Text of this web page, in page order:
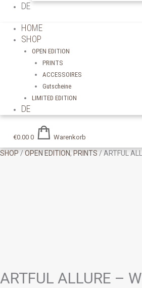
DE
HOME
SHOP
OPEN EDITION
PRINTS
ACCESSOIRES
Gutscheine
LIMITED EDITION
DE
€0.00 0 Warenkorb
SHOP /OPEN EDITION, PRINTS / ARTFUL
ARTFUL ALLURE –